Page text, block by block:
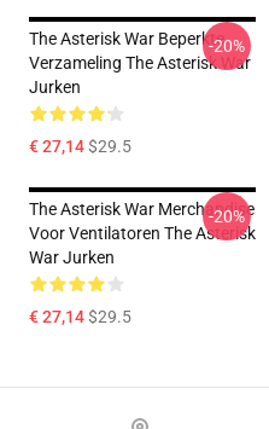
The Asterisk War Beperkte
Verzameling The Asterisk War
Jurken
€ 27,14$29.5
-20%
The Asterisk War Merchandise
Voor Ventilatoren The Asterisk
War Jurken
€ 27,14$29.5
-20%